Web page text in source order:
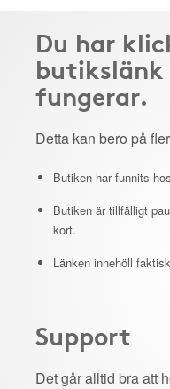
Du har
butikslänk
fungerar.
Detta kan bero på
Butiken har funnits
Butiken är tillfälligt
kort.
Länken innehöll
Support
Det går alltid bra att